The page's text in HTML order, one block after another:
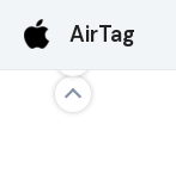
contenu
AirTag